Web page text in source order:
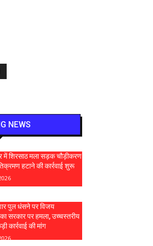
NEWS
में शिरसाठ मला सड़क चौड़ीकरण
हटाने की कार्रवाई शुरू
पुल धंसने पर विजय
सरकार पर हमला, उच्चस्तरीय
कार्रवाई की मांग